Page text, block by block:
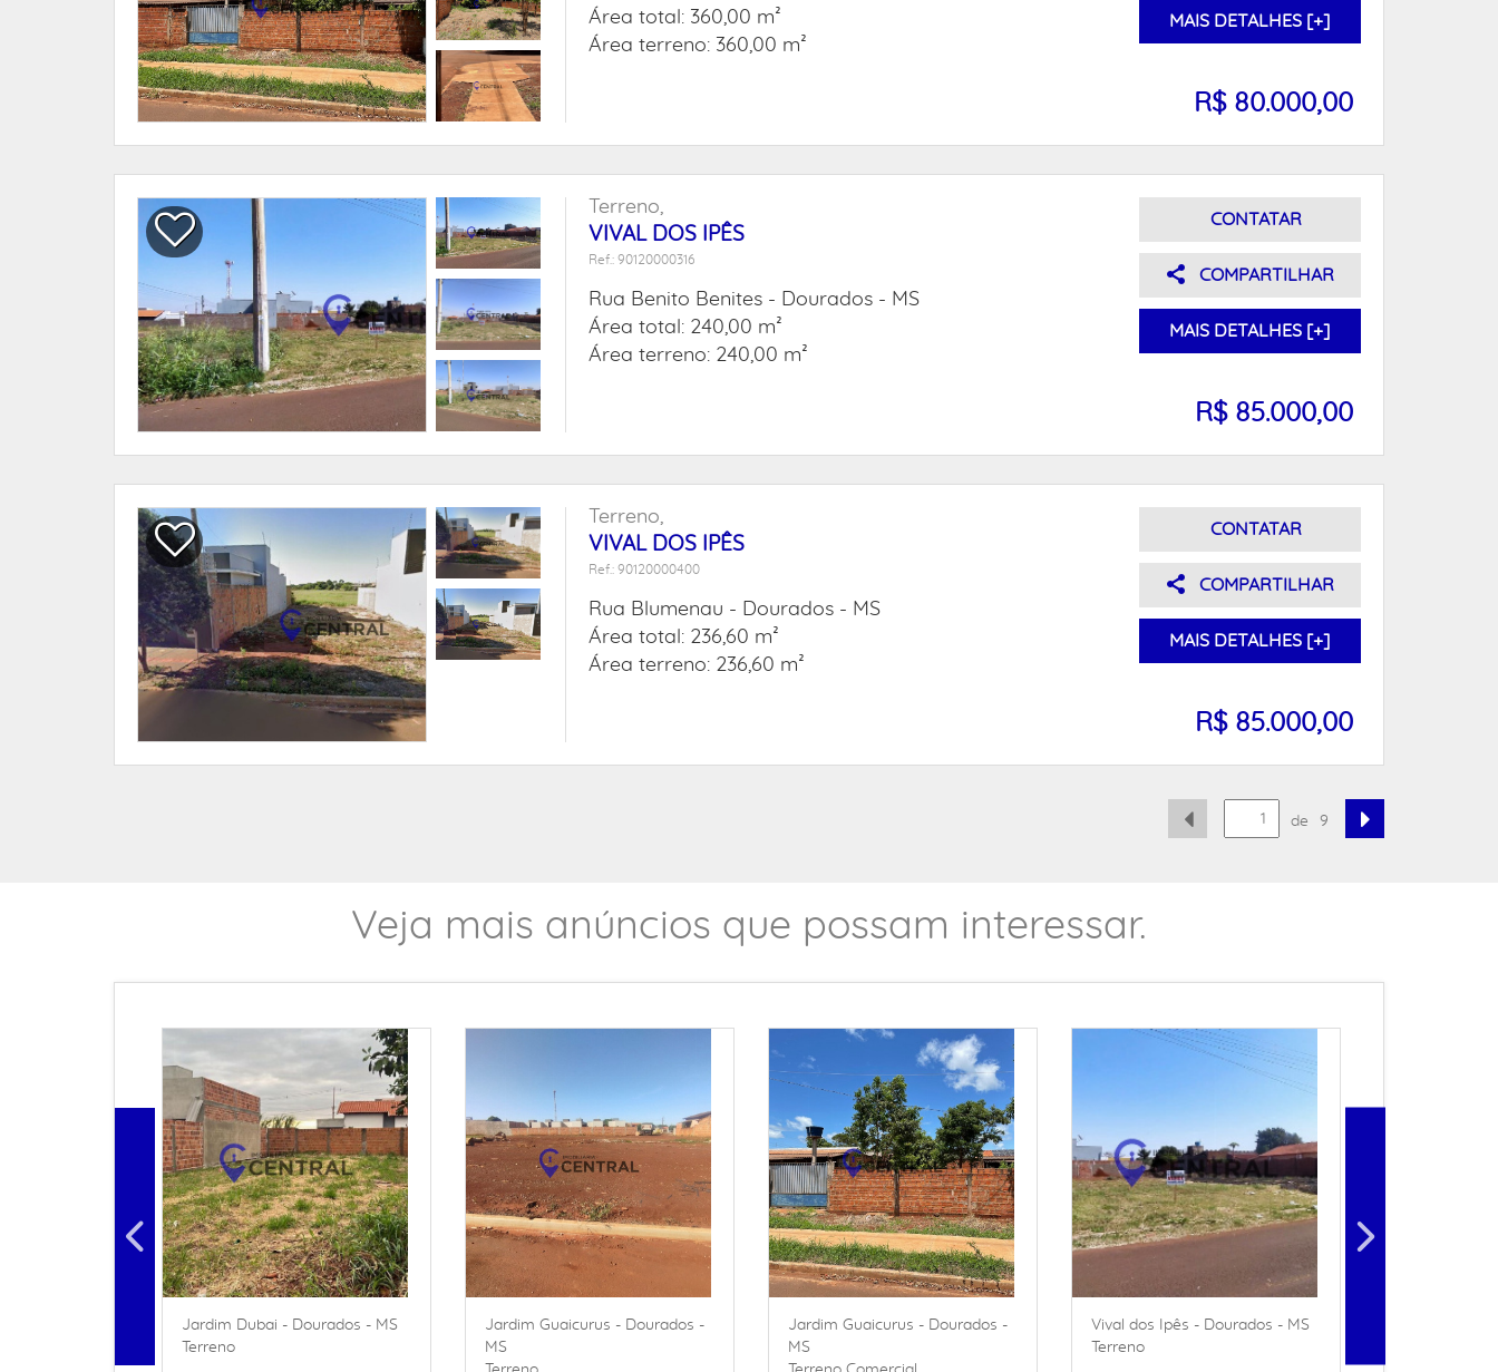
Área total: 360,00 m²
Área terreno: 360,00 m²
MAIS DETALHES [+]
R$ 80.000,00
Terreno,
VIVAL DOS IPÊS
Ref.: 90120000316
Rua Benito Benites -
Dourados - MS
Área total: 240,00 m²
Área terreno: 240,00 m²
CONTATAR
COMPARTILHAR
MAIS DETALHES [+]
R$ 85.000,00
Terreno,
VIVAL DOS IPÊS
Ref.: 90120000400
Rua Blumenau -
Dourados - MS
Área total: 236,60 m²
Área terreno: 236,60 m²
CONTATAR
COMPARTILHAR
MAIS DETALHES [+]
R$ 85.000,00
de 9
Veja mais anúncios que possam interessar.
Jardim Dubai - Dourados - MS
Terreno
Jardim Guaicurus - Dourados -
MS
Jardim Guaicurus - Dourados -
MS
Vival dos Ipês - Dourados - MS
Terreno